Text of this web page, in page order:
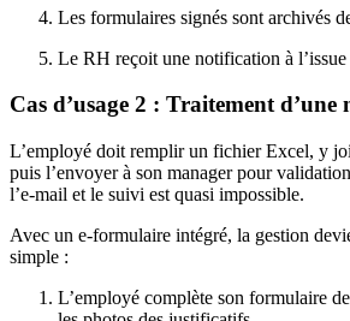
Les formulaires signés sont archivés
Le RH reçoit une notification à l’issue
Cas d’usage 2 : Traitement d’une
L’employé doit remplir un fichier Excel, y
puis l’envoyer à son manager pour
l’e-mail et le suivi est quasi impossible.
Avec un e-formulaire intégré, la gestion
simple :
L’employé complète son formulaire